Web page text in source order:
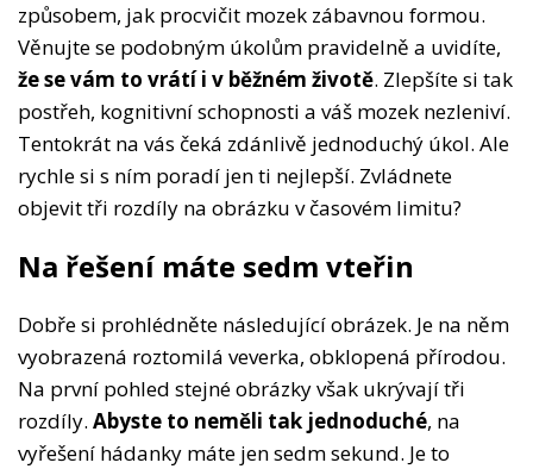
způsobem, jak procvičit mozek zábavnou formou.
Věnujte se podobným úkolům pravidelně a uvidíte,
že se vám to vrátí i v běžném životě. Zlepšíte si tak
postřeh, kognitivní schopnosti a váš mozek nezleniví.
Tentokrát na vás čeká zdánlivě jednoduchý úkol. Ale
rychle si s ním poradí jen ti nejlepší. Zvládnete
objevit tři rozdíly na obrázku v časovém limitu?
Na řešení máte sedm vteřin
Dobře si prohlédněte následující obrázek. Je na něm
vyobrazená roztomilá veverka, obklopená přírodou.
Na první pohled stejné obrázky však ukrývají tři
rozdíly. Abyste to neměli tak jednoduché, na
vyřešení hádanky máte jen sedm sekund. Je to